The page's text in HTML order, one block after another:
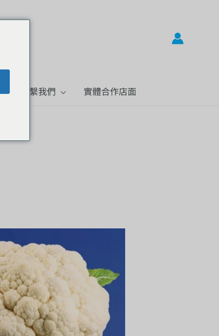
聯繫我們 實體合作店面